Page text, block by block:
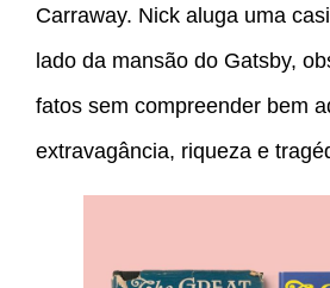
Carraway. Nick aluga uma
lado da mansão do Gatsby,
fatos sem compreender bem
extravagância, riqueza e